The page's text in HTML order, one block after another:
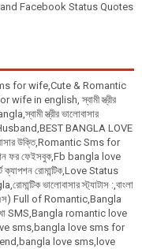
and Facebook Status Quotes
for wife,Cute & Romantic
in english, স্বামী স্ত্রীর
স্ত্রীর ভালোবাসার
BANGLA LOVE
উক্তি,Romantic Sms for
ফর ফেইসবুক,Fb bangla love
রোমান্টিক,Love Status
ভালোবাসার স্ট্যাটাস :,বাংলা
Full of Romantic,Bangla
SMS,Bangla romantic love
love sms,bangla love sms for
love sms,love